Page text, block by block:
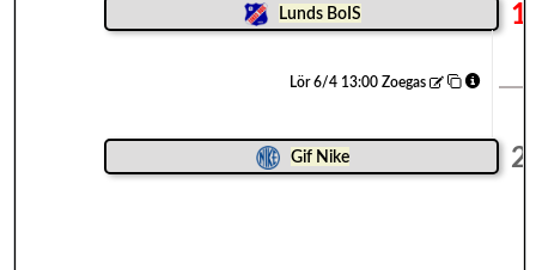
Lunds BoIS 1
Lör 6/4 13:00 Zoegas
Gif Nike 2